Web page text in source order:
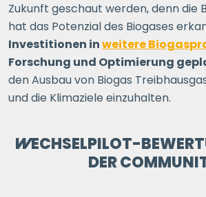
Zukunft geschaut werden, denn die
hat das Potenzial des Biogases
Investitionen inweitere
Forschung und Optimierung
den Ausbau von Biogas
und die Klimaziele einzuhalten.
WECHSELPILOT-
DER